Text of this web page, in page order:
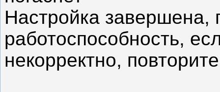
Настройка завершена,
работоспособность,
некорректно,